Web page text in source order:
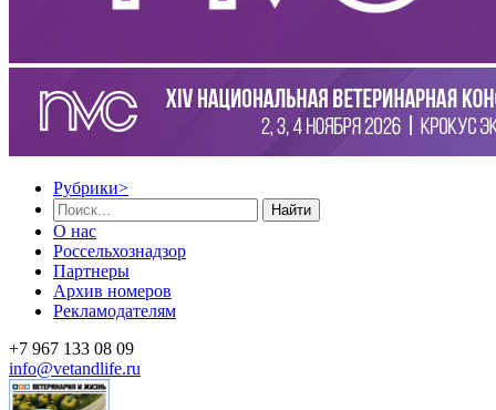
Рубрики>
Найти
О нас
Россельхознадзор
Партнеры
Архив номеров
Рекламодателям
+7 967 133 08 09
info@vetandlife.ru